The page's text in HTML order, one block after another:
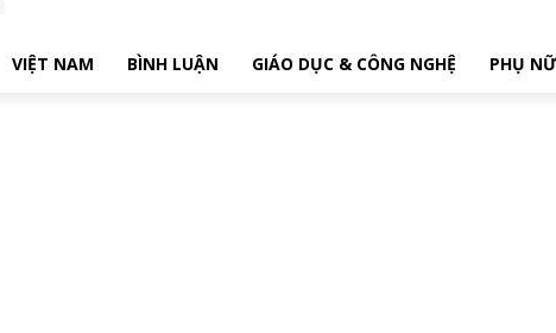
VIỆT NAM BÌNH LUẬN GIÁO DỤC & CÔNG NGHỆ PHỤ NỮ